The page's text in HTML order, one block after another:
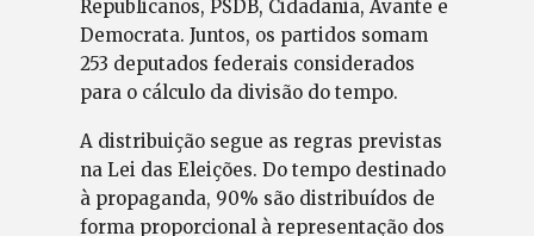
Republicanos, PSDB, Cidadania, Avante e
Democrata. Juntos, os partidos somam
253 deputados federais considerados
para o cálculo da divisão do tempo.
A distribuição segue as regras previstas
na Lei das Eleições. Do tempo destinado
à propaganda, 90% são distribuídos de
forma proporcional à representação dos